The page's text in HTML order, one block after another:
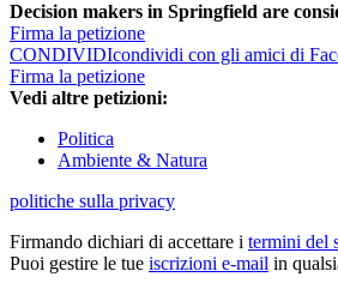
Decision makers in Springfield are
Firma la petizione
CONDIVIDIcondividi con gli amici di
Firma la petizione
Vedi altre petizioni:
Politica
Ambiente & Natura
politiche sulla privacy
Firmando dichiari di accettare i termini del
Puoi gestire le tue iscrizioni e-mail in